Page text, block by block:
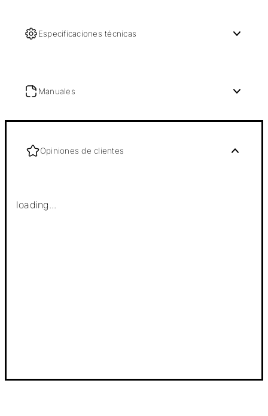
Especificaciones técnicas
Manuales
Opiniones de clientes
loading...